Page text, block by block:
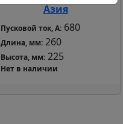
Азия
Пусковой ток, А: 680
Длина, мм: 260
Высота, мм: 225
Нет в наличии